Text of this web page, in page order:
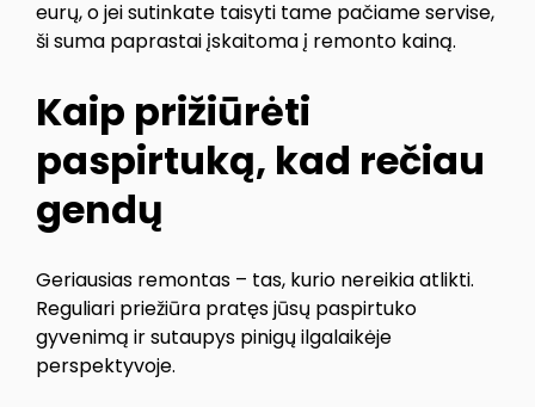
eurų, o jei sutinkate taisyti tame pačiame servise,
ši suma paprastai įskaitoma į remonto kainą.
Kaip prižiūrėti
paspirtuką, kad rečiau
gendų
Geriausias remontas – tas, kurio nereikia atlikti.
Reguliari priežiūra pratęs jūsų paspirtuko
gyvenimą ir sutaupys pinigų ilgalaikėje
perspektyvoje.